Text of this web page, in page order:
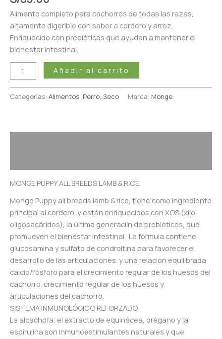
Alimento completo para cachorros de todas las razas,
altamente digerible con sabor a cordero y arroz.
Enriquecido con prebióticos que ayudan a mantener el
bienestar intestinal.
Añadir al carrito
Categorías: Alimentos, Perro, Seco Marca: Monge
MONGE PUPPY ALL BREEDS LAMB & RICE
Monge Puppy all breeds lamb & rice, tiene como ingrediente
principal al cordero y están enriquecidos con XOS (xilo-
oligosacáridos), la última generaciín de prebióticos, que
promueven el bienestar intestinal. La fórmula contiene
glucosamina y sulfato de condroitina para favorecer el
desarrollo de las articulaciones. y una relación equilibrada
calcio/fósforo para el crecimiento regular de los huesos del
cachorro. crecimiento regular de los huesos y
articulaciones del cachorro.
SISTEMA INMUNOLÓGICO REFORZADO
La alcachofa, el extracto de equinácea, orégano y la
espirulina son inmunoestimulantes naturales y que